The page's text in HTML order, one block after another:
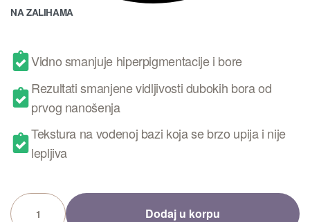
NA ZALIHAMA
Vidno smanjuje hiperpigmentacije i bore
Rezultati smanjene vidljivosti dubokih bora od
prvog nanošenja
Tekstura na vodenoj bazi koja se brzo upija i nije
lepljiva
Dodaj u korpu